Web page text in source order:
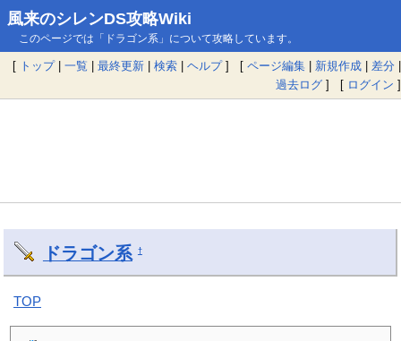
風来のシレンDS攻略Wiki
このページでは「ドラゴン系」について攻略しています。
[ トップ| 一覧 | 最終更新 | 検索 | ヘルプ] [ ページ編集 | 新規作成 | 差分 |
過去ログ ] [ ログイン ]
ドラゴン系 †
TOP